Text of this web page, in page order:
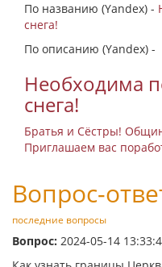
По названию (Yandex) -
снега!
По описанию (Yandex) -
Необходима
снега!
Братья и Сёстры!
Приглашаем вас
Вопрос-
последние вопросы
Вопрос: 2024-05-14